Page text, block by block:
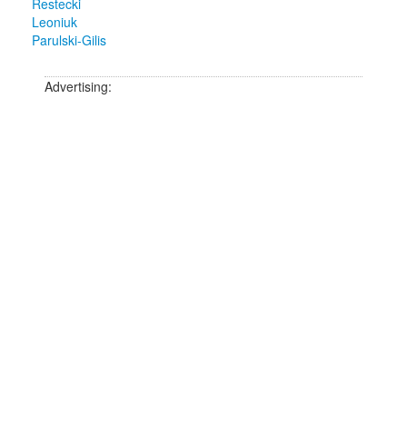
Restecki
Leoniuk
Parulski-Gilis
Advertising: